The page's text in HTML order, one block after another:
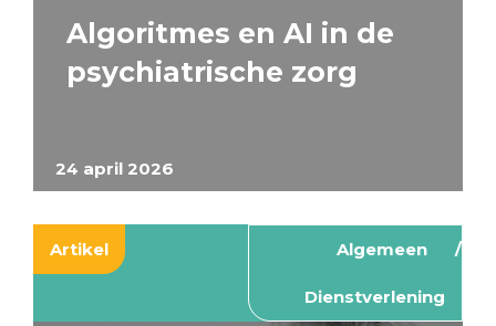
24 april 2026
Algoritmes en AI in de
psychiatrische zorg
Artikel Algemeen
Dienstverlening